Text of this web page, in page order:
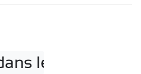
le monde